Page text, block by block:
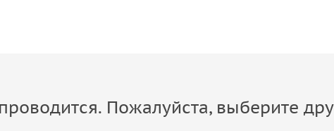
Пожалуйста, выберите